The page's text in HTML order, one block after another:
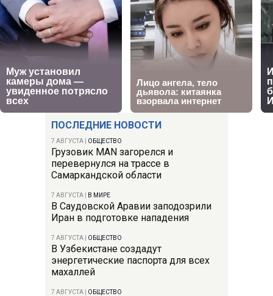
ПОСЛЕДНИЕ НОВОСТИ
7 АВГУСТА ОБЩЕСТВО
Грузовик MAN загорелся и
перевернулся на трассе в
Самаркандской области
7 АВГУСТА В МИРЕ
В Саудовской Аравии заподозрили
Иран в подготовке нападения
7 АВГУСТА ОБЩЕСТВО
В Узбекистане создадут
энергетические паспорта для всех
махаллей
7 АВГУСТА ОБЩЕСТВО